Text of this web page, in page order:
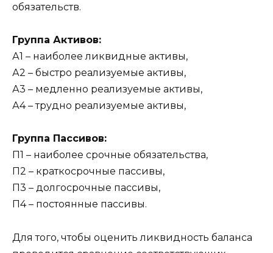
обязательств.
Группа Активов:
А1 – наиболее ликвидные активы,
А2 – быстро реализуемые активы,
А3 – медленно реализуемые активы,
А4 – трудно реализуемые активы,
Группа Пассивов:
П1 – наиболее срочные обязательства,
П2 – краткосрочные пассивы,
П3 – долгосрочные пассивы,
П4 – постоянные пассивы.
Для того, чтобы оценить ликвидность баланса